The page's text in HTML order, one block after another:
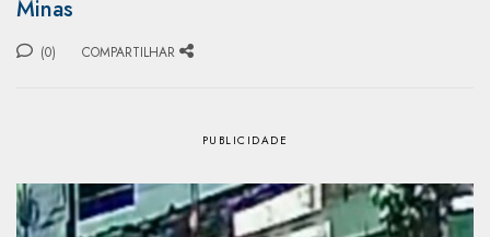
Minas
(0) COMPARTILHAR